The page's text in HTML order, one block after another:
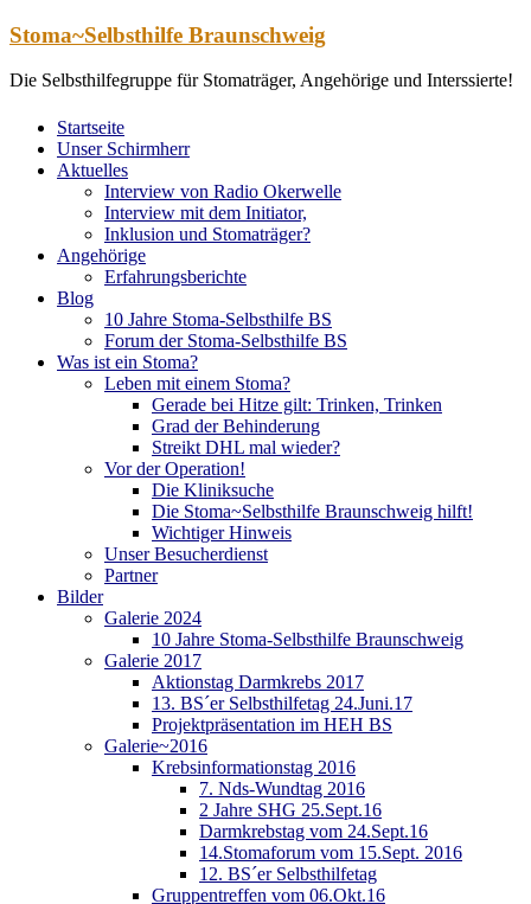
Zum
springen
Stoma~Selbsthilfe Braunschweig
Die Selbsthilfegruppe für Stomaträger, Angehörige und Interssierte!
Startseite
Unser Schirmherr
Aktuelles
Interview von Radio Okerwelle
Interview mit dem Initiator,
Inklusion und Stomaträger?
Angehörige
Erfahrungsberichte
Blog
10 Jahre Stoma-Selbsthilfe BS
Forum der Stoma-Selbsthilfe BS
Was ist ein Stoma?
Leben mit einem Stoma?
Gerade bei Hitze gilt: Trinken, Trinken
Grad der Behinderung
Streikt DHL mal wieder?
Vor der Operation!
Die Kliniksuche
Die Stoma~Selbsthilfe Braunschweig hilft!
Wichtiger Hinweis
Unser Besucherdienst
Partner
Bilder
Galerie 2024
10 Jahre Stoma-Selbsthilfe Braunschweig
Galerie 2017
Aktionstag Darmkrebs 2017
13. BS´er Selbsthilfetag 24.Juni.17
Projektpräsentation im HEH BS
Galerie~2016
Krebsinformationstag 2016
7. Nds-Wundtag 2016
2 Jahre SHG 25.Sept.16
Darmkrebstag vom 24.Sept.16
14.Stomaforum vom 15.Sept. 2016
12. BS´er Selbsthilfetag
Gruppentreffen vom 06.Okt.16